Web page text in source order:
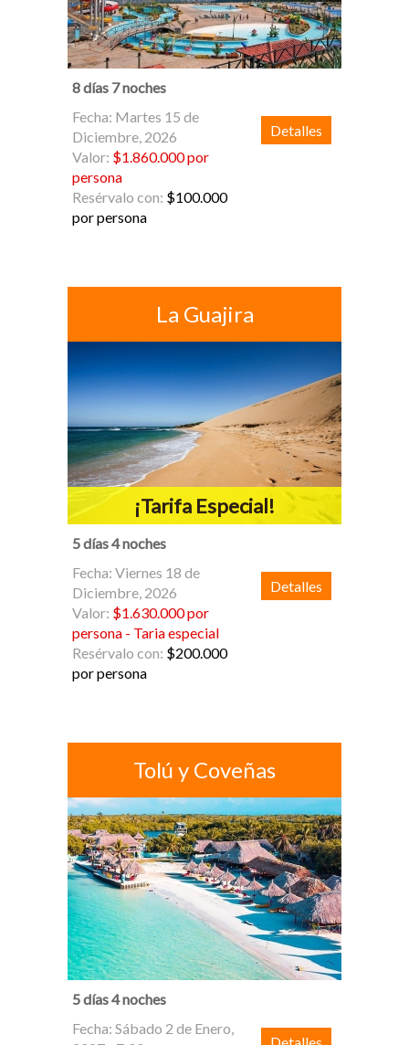
8 días 7 noches
Fecha: Martes 15 de
Diciembre, 2026
Valor: $1.860.000 por
persona
Resérvalo con: $100.000
por persona
Detalles
La Guajira
¡Tarifa Especial!
5 días 4 noches
Fecha: Viernes 18 de
Diciembre, 2026
Valor: $1.630.000 por
persona - Taria especial
Resérvalo con: $200.000
por persona
Detalles
Tolú y Coveñas
5 días 4 noches
Fecha: Sábado 2 de Enero,
Detalles